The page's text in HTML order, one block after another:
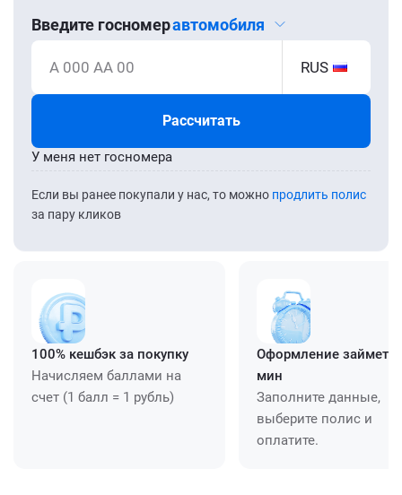
Введите госномеравтомобиля
А 000 АА 00 RUS
Рассчитать
Если вы ранее покупали у нас, то можно продлить полис
за пару кликов
У меня нет госномера
100% кешбэк за покупку
Начисляем баллами на
счет (1 балл = 1 рубль)
Оформление займет
мин
Заполните данные,
выберите полис и
оплатите.